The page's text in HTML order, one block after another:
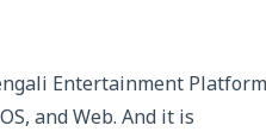
Entertainment Platform
and Web. And it is